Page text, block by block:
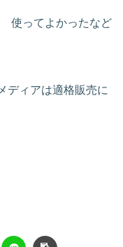
使ってよかったなど
ディアは適格販売に